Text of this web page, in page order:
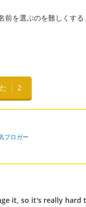
前を選ぶのを難しくす
2
ブロガー
it, so it's really hard